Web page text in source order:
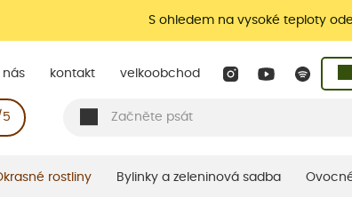
S ohledem na vysoké teploty
nás kontakt velkoobchod
5
rostliny Bylinky a zeleninová sadba